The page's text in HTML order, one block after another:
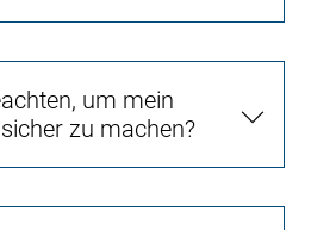
um mein
zu machen?